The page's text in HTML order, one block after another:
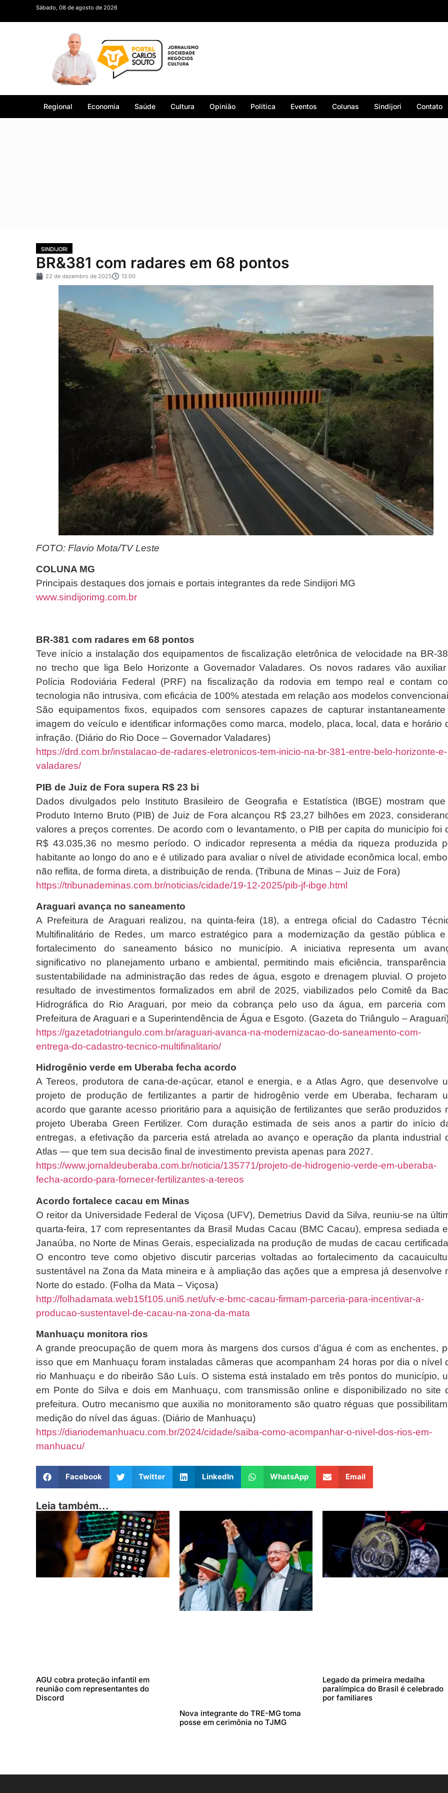
Sábado, 08 de agosto de 2026
Regional Economia Saúde Cultura Opinião Política Eventos Colunas Sindijori Contato
SINDIJORI
BR&381 com radares em 68 pontos
22 de dezembro de 2025 13:00
FOTO: Flavio Mota/TV Leste
COLUNA MG
Principais destaques dos jornais e portais integrantes da rede Sindijori MG
www.sindijorimg.com.br
BR-381 com radares em 68 pontos
Teve início a instalação dos equipamentos de fiscalização eletrônica de velocidade na BR-
no trecho que liga Belo Horizonte a Governador Valadares. Os novos radares vão
Polícia Rodoviária Federal (PRF) na fiscalização da rodovia em tempo real e contam
tecnologia não intrusiva, com eficácia de 100% atestada em relação aos modelos
São equipamentos fixos, equipados com sensores capazes de capturar
imagem do veículo e identificar informações como marca, modelo, placa, local, data e horário
infração. (Diário do Rio Doce – Governador Valadares)
https://drd.com.br/instalacao-de-radares-eletronicos-tem-inicio-na-br-381-entre-belo-horizonte-e-
valadares/
PIB de Juiz de Fora supera R$ 23 bi
Dados divulgados pelo Instituto Brasileiro de Geografia e Estatística (IBGE) mostram
Produto Interno Bruto (PIB) de Juiz de Fora alcançou R$ 23,27 bilhões em 2023,
valores a preços correntes. De acordo com o levantamento, o PIB per capita do município foi
R$ 43.035,36 no mesmo período. O indicador representa a média da riqueza produzida
habitante ao longo do ano e é utilizado para avaliar o nível de atividade econômica local,
não reflita, de forma direta, a distribuição de renda. (Tribuna de Minas – Juiz de Fora)
https://tribunademinas.com.br/noticias/cidade/19-12-2025/pib-jf-ibge.html
Araguari avança no saneamento
A Prefeitura de Araguari realizou, na quinta-feira (18), a entrega oficial do Cadastro
Multifinalitário de Redes, um marco estratégico para a modernização da gestão pública
fortalecimento do saneamento básico no município. A iniciativa representa um
significativo no planejamento urbano e ambiental, permitindo mais eficiência,
sustentabilidade na administração das redes de água, esgoto e drenagem pluvial. O
resultado de investimentos formalizados em abril de 2025, viabilizados pelo Comitê da
Hidrográfica do Rio Araguari, por meio da cobrança pelo uso da água, em parceria
Prefeitura de Araguari e a Superintendência de Água e Esgoto. (Gazeta do Triângulo –
https://gazetadotriangulo.com.br/araguari-avanca-na-modernizacao-do-saneamento-com-
entrega-do-cadastro-tecnico-multifinalitario/
Hidrogênio verde em Uberaba fecha acordo
A Tereos, produtora de cana-de-açúcar, etanol e energia, e a Atlas Agro, que desenvolve
projeto de produção de fertilizantes a partir de hidrogênio verde em Uberaba, fecharam
acordo que garante acesso prioritário para a aquisição de fertilizantes que serão produzidos
projeto Uberaba Green Fertilizer. Com duração estimada de seis anos a partir do início
entregas, a efetivação da parceria está atrelada ao avanço e operação da planta industrial
Atlas — que tem sua decisão final de investimento prevista apenas para 2027.
https://www.jornaldeuberaba.com.br/noticia/135771/projeto-de-hidrogenio-verde-em-uberaba-
fecha-acordo-para-fornecer-fertilizantes-a-tereos
Acordo fortalece cacau em Minas
O reitor da Universidade Federal de Viçosa (UFV), Demetrius David da Silva, reuniu-se na
quarta-feira, 17 com representantes da Brasil Mudas Cacau (BMC Cacau), empresa sediada
Janaúba, no Norte de Minas Gerais, especializada na produção de mudas de cacau
O encontro teve como objetivo discutir parcerias voltadas ao fortalecimento da
sustentável na Zona da Mata mineira e à ampliação das ações que a empresa já desenvolve
Norte do estado. (Folha da Mata – Viçosa)
http://folhadamata.web15f105.uni5.net/ufv-e-bmc-cacau-firmam-parceria-para-incentivar-a-
producao-sustentavel-de-cacau-na-zona-da-mata
Manhuaçu monitora rios
A grande preocupação de quem mora às margens dos cursos d’água é com as enchentes,
isso que em Manhuaçu foram instaladas câmeras que acompanham 24 horas por dia o nível
rio Manhuaçu e do ribeirão São Luís. O sistema está instalado em três pontos do município,
em Ponte do Silva e dois em Manhuaçu, com transmissão online e disponibilizado no site
prefeitura. Outro mecanismo que auxilia no monitoramento são quatro réguas que
medição do nível das águas. (Diário de Manhuaçu)
https://diariodemanhuacu.com.br/2024/cidade/saiba-como-acompanhar-o-nivel-dos-rios-em-
manhuacu/
Facebook Twitter LinkedIn WhatsApp Email
Leia também...
AGU cobra proteção infantil em
reunião com representantes do
Discord
Nova integrante do TRE-MG toma
posse em cerimônia no TJMG
Legado da primeira medalha
paralímpica do Brasil é celebrado
por familiares